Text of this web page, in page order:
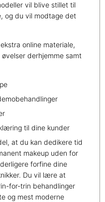
vil blive stillet til
og du vil modtage det
online materiale,
derhjemme samt
til dine kunder
at du kan dedikere tid
makeup uden for
forfine dine
Du vil lære at
for-trin behandlinger
og mest moderne